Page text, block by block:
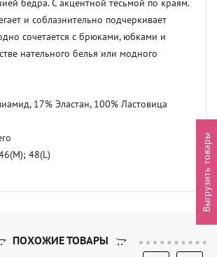
и соблазнительно подчеркивает
сочетается с брюками, юбками и
нательного белья или модного
17% Эластан, 100% Ластовица
48(L)
ПОХОЖИЕ ТОВАРЫ
Выгрузить товары